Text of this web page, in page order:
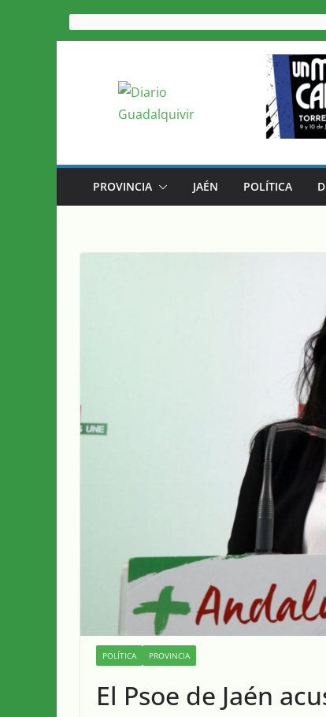
Saltar
al
PROVINCIA JAÉN POLÍTICA
POLÍTICA PROVINCIA
El Psoe de Jaén